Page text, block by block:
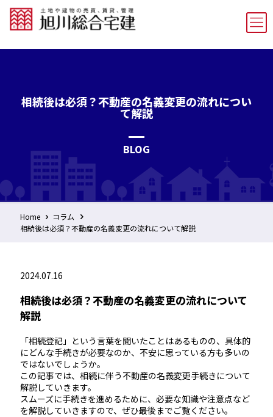
相続後は必須？不動産の名義変更の流れについ
て解説
BLOG
Home
コラム
相続後は必須？不動産の名義変更の流れについて解説
2024.07.16
相続後は必須？不動産の名義変更の流れについて
解説
「相続登記」という言葉を聞いたことはあるものの、具体的
にどんな手続きが必要なのか、不安に思っている方も多いの
ではないでしょうか。
この記事では、相続に伴う不動産の名義変更手続きについて
解説していきます。
スムーズに手続きを進めるために、必要な知識や注意点など
を解説していきますので、ぜひ最後までご覧ください。